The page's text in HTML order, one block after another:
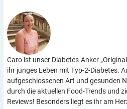
Caro ist unser Diabetes-Anker
ihr junges Leben mit Typ-2-Diabetes.
aufgeschlossenen Art und gesunden
durch die aktuellen Food-Trends und
Reviews! Besonders liegt es ihr am